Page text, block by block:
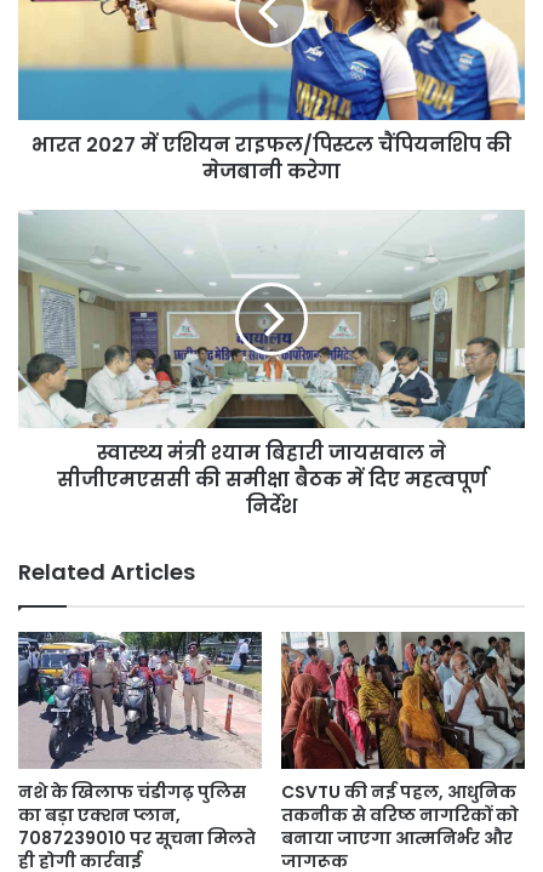
चैंपियनशिप
मेजबानी
करेगा
भारत 2027 में एशियन राइफल/पिस्टल चैंपियनशिप की
मेजबानी करेगा
स्वास्थ्य
मंत्री
श्याम
बिहारी
जायसवाल
सीजीएमएससी
समीक्षा
स्वास्थ्य मंत्री श्याम बिहारी जायसवाल ने
सीजीएमएससी की समीक्षा बैठक में दिए महत्वपूर्ण
निर्देश
Related Articles
नशे के खिलाफ चंडीगढ़ पुलिस
का बड़ा एक्शन प्लान,
7087239010 पर सूचना मिलते
ही होगी कार्रवाई
CSVTU की नई पहल, आधुनिक
तकनीक से वरिष्ठ नागरिकों को
बनाया जाएगा आत्मनिर्भर और
जागरूक